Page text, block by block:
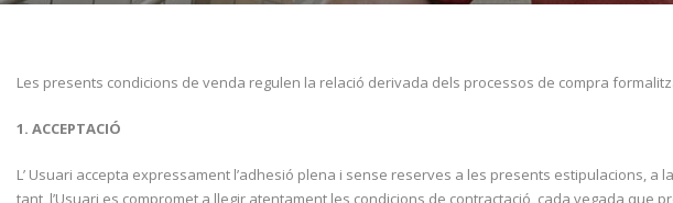
Les presents condicions de venda regulen la relació derivada dels processos de compra
1. ACCEPTACIÓ
L’ Usuari accepta expressament l’adhesió plena i sense reserves a les presents estipulacions, a
tant, l’Usuari es compromet a llegir atentament les condicions de contractació, cada vegada